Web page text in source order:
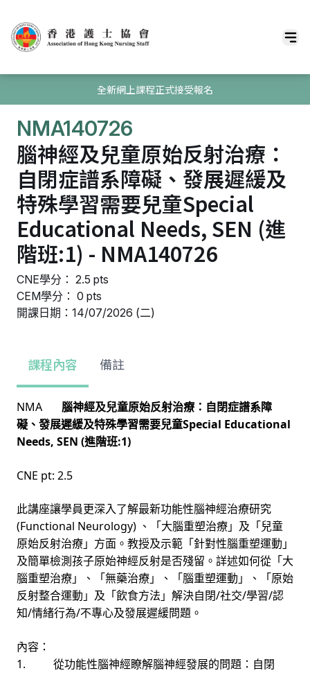
全新網上課程正式接受報名
NMA140726
腦神經及兒童原始反射治療：
自閉症譜系障礙、發展遲緩及
特殊學習需要兒童Special
Educational Needs, SEN (進
階班:1) - NMA140726
CNE學分： 2.5 pts
CEM學分： 0 pts
開課日期：14/07/2026 (二)
課程內容 備註
NMA
腦神經及兒童原始反射治療：自閉症譜系障
礙、發展遲緩及特殊學習需要兒童Special Educational
Needs, SEN (進階班:1)
CNE pt: 2.5
此講座讓學員更深入了解最新功能性腦神經治療研究
(Functional Neurology) 、「大腦重塑治療」及「兒童
原始反射治療」方面。教授及示範「針對性腦重塑運動」
及簡單檢測孩子原始神經反射是否殘留。詳述如何從「大
腦重塑治療」、「無藥治療」、「腦重塑運動」、「原始
反射整合運動」及「飲食方法」解決自閉/社交/學習/認
知/情緒行為/不專心及發展遲緩問題。
內容：
1.
從功能性腦神經瞭解腦神經發展的問題：自閉